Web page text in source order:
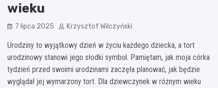
wieku
7 lipca 2025 Krzysztof Wilczyński
Urodziny to wyjątkowy dzień w życiu każdego dziecka, a tort
urodzinowy stanowi jego słodki symbol. Pamiętam, jak moja córka
tydzień przed swoimi urodzinami zaczęła planować, jak będzie
wyglądał jej wymarzony tort. Dla dziewczynek w różnym wieku